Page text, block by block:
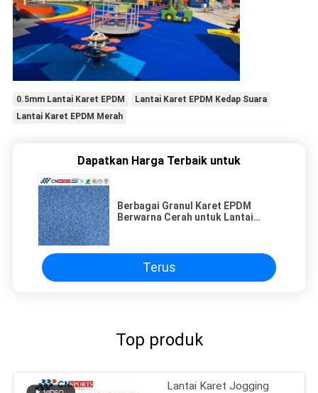
0.5mm Lantai Karet EPDM
Lantai Karet EPDM Kedap Suara
Lantai Karet EPDM Merah
Dapatkan Harga Terbaik untuk
Berbagai Granul Karet EPDM
Berwarna Cerah untuk Lantai
Terus
Top produk
Lantai Karet Jogging